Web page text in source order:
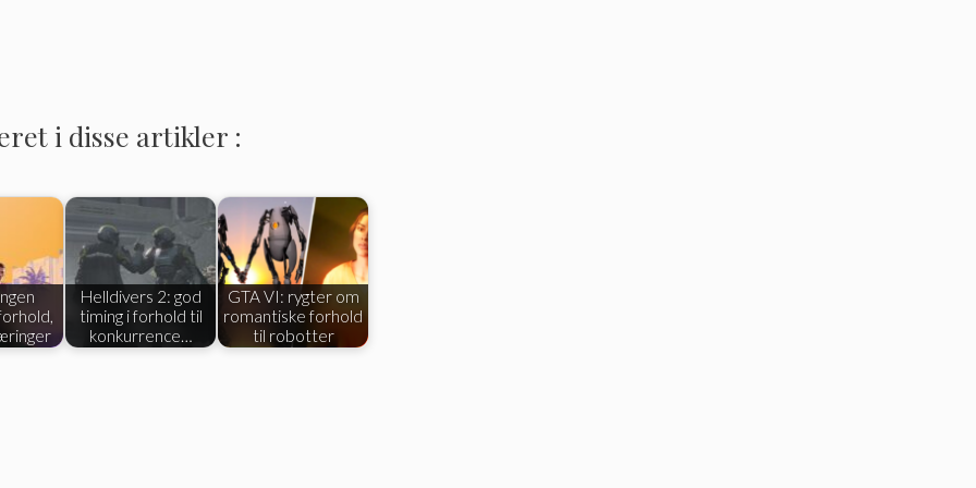
i disse artikler :
Helldivers 2: god
timing i forhold til
konkurrence…
GTA VI: rygter om
romantiske forhold
til robotter